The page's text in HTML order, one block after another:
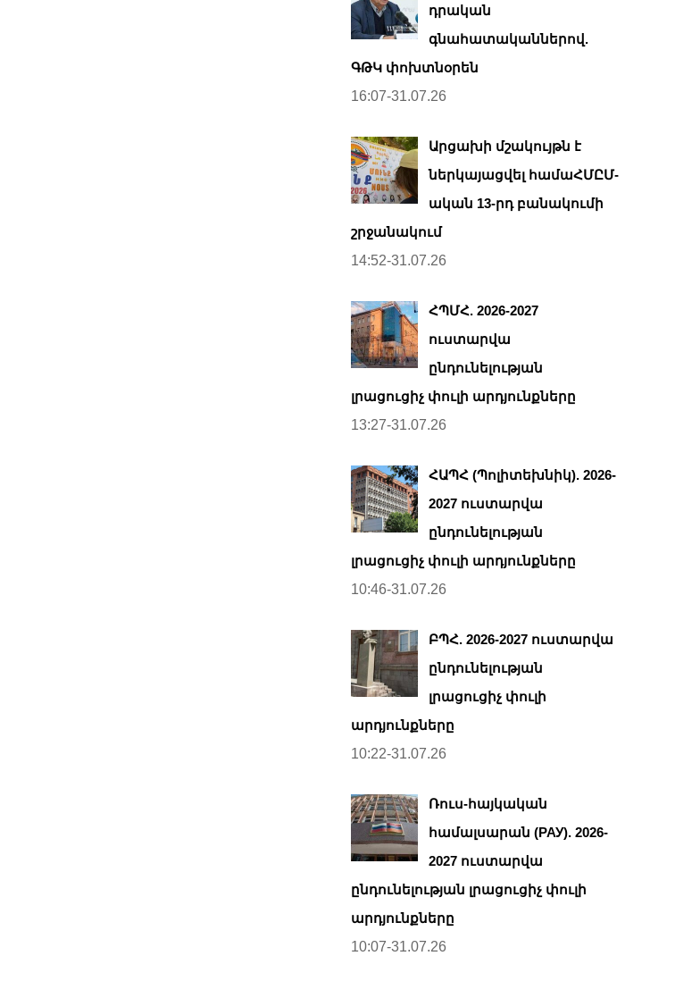
դրական
գնահատականներով.
ԳԹԿ փոխտնօրեն
16:07-31.07.26
Արցախի մշակույթն է
ներկայացվել համաՀՄԸՄ-
ական 13-րդ բանակումի
շրջանակում
14:52-31.07.26
ՀՊՄՀ. 2026-2027
ուստարվա
ընդունելության
լրացուցիչ փուլի արդյունքները
13:27-31.07.26
ՀԱՊՀ (Պոլիտեխնիկ). 2026-
2027 ուստարվա
ընդունելության
լրացուցիչ փուլի արդյունքները
10:46-31.07.26
ԲՊՀ. 2026-2027 ուստարվա
ընդունելության
լրացուցիչ փուլի
արդյունքները
10:22-31.07.26
Ռուս-հայկական
համալսարան (РАУ). 2026-
2027 ուստարվա
ընդունելության լրացուցիչ փուլի
արդյունքները
10:07-31.07.26